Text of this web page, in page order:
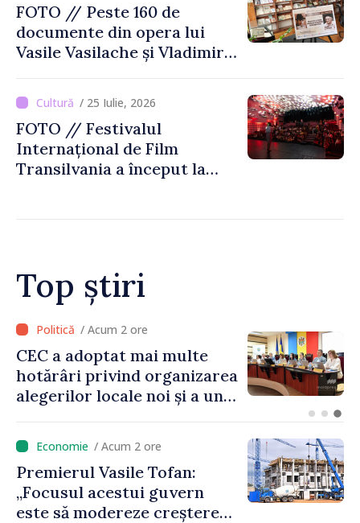
FOTO // Peste 160 de
documente din opera lui
Vasile Vasilache și Vladimir
Biblioteca Națională
/ 25 Iulie, 2026
FOTO // Festivalul
Internațional de Film
Transilvania a început la
Top știri
/ Acum 1 oră
Prim-ministrul Vasile Tofan
a discutat cu omologul său
bulgar, Rumen Radev
/ Acum 2 ore
Premierul Vasile Tofan:
„Focusul acestui guvern
este să modereze creșterea